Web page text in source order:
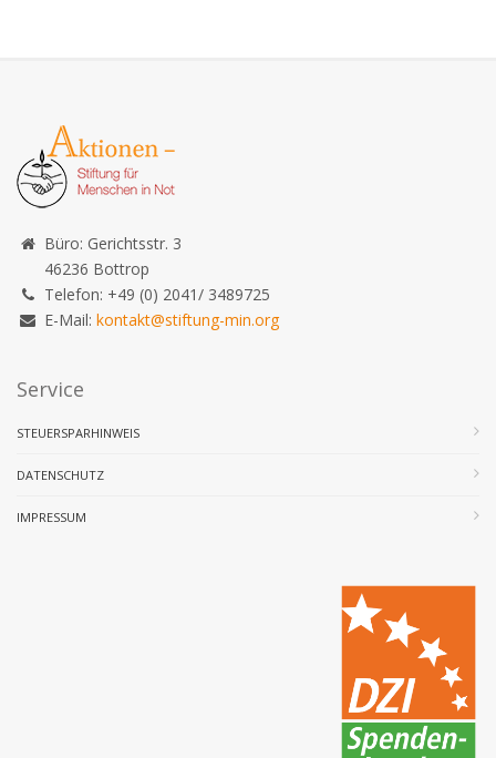
Büro: Gerichtsstr. 3
46236 Bottrop
Telefon: +49 (0) 2041/ 3489725
E-Mail: kontakt@stiftung-min.org
Service
STEUERSPARHINWEIS
DATENSCHUTZ
IMPRESSUM